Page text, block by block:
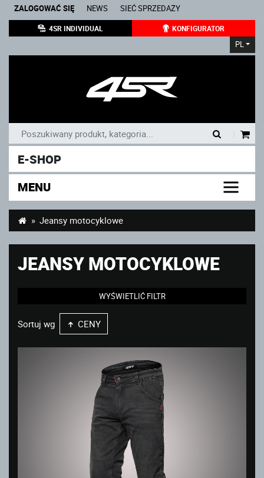
ZALOGOWAĆ SIĘ NEWS SIEĆ SPRZEDAŻY
4SR INDIVIDUAL KONFIGURATOR
PL
E-SHOP
MENU
Jeansy motocyklowe
JEANSY MOTOCYKLOWE
WYŚWIETLIĆ FILTR
Sortuj wg CENY